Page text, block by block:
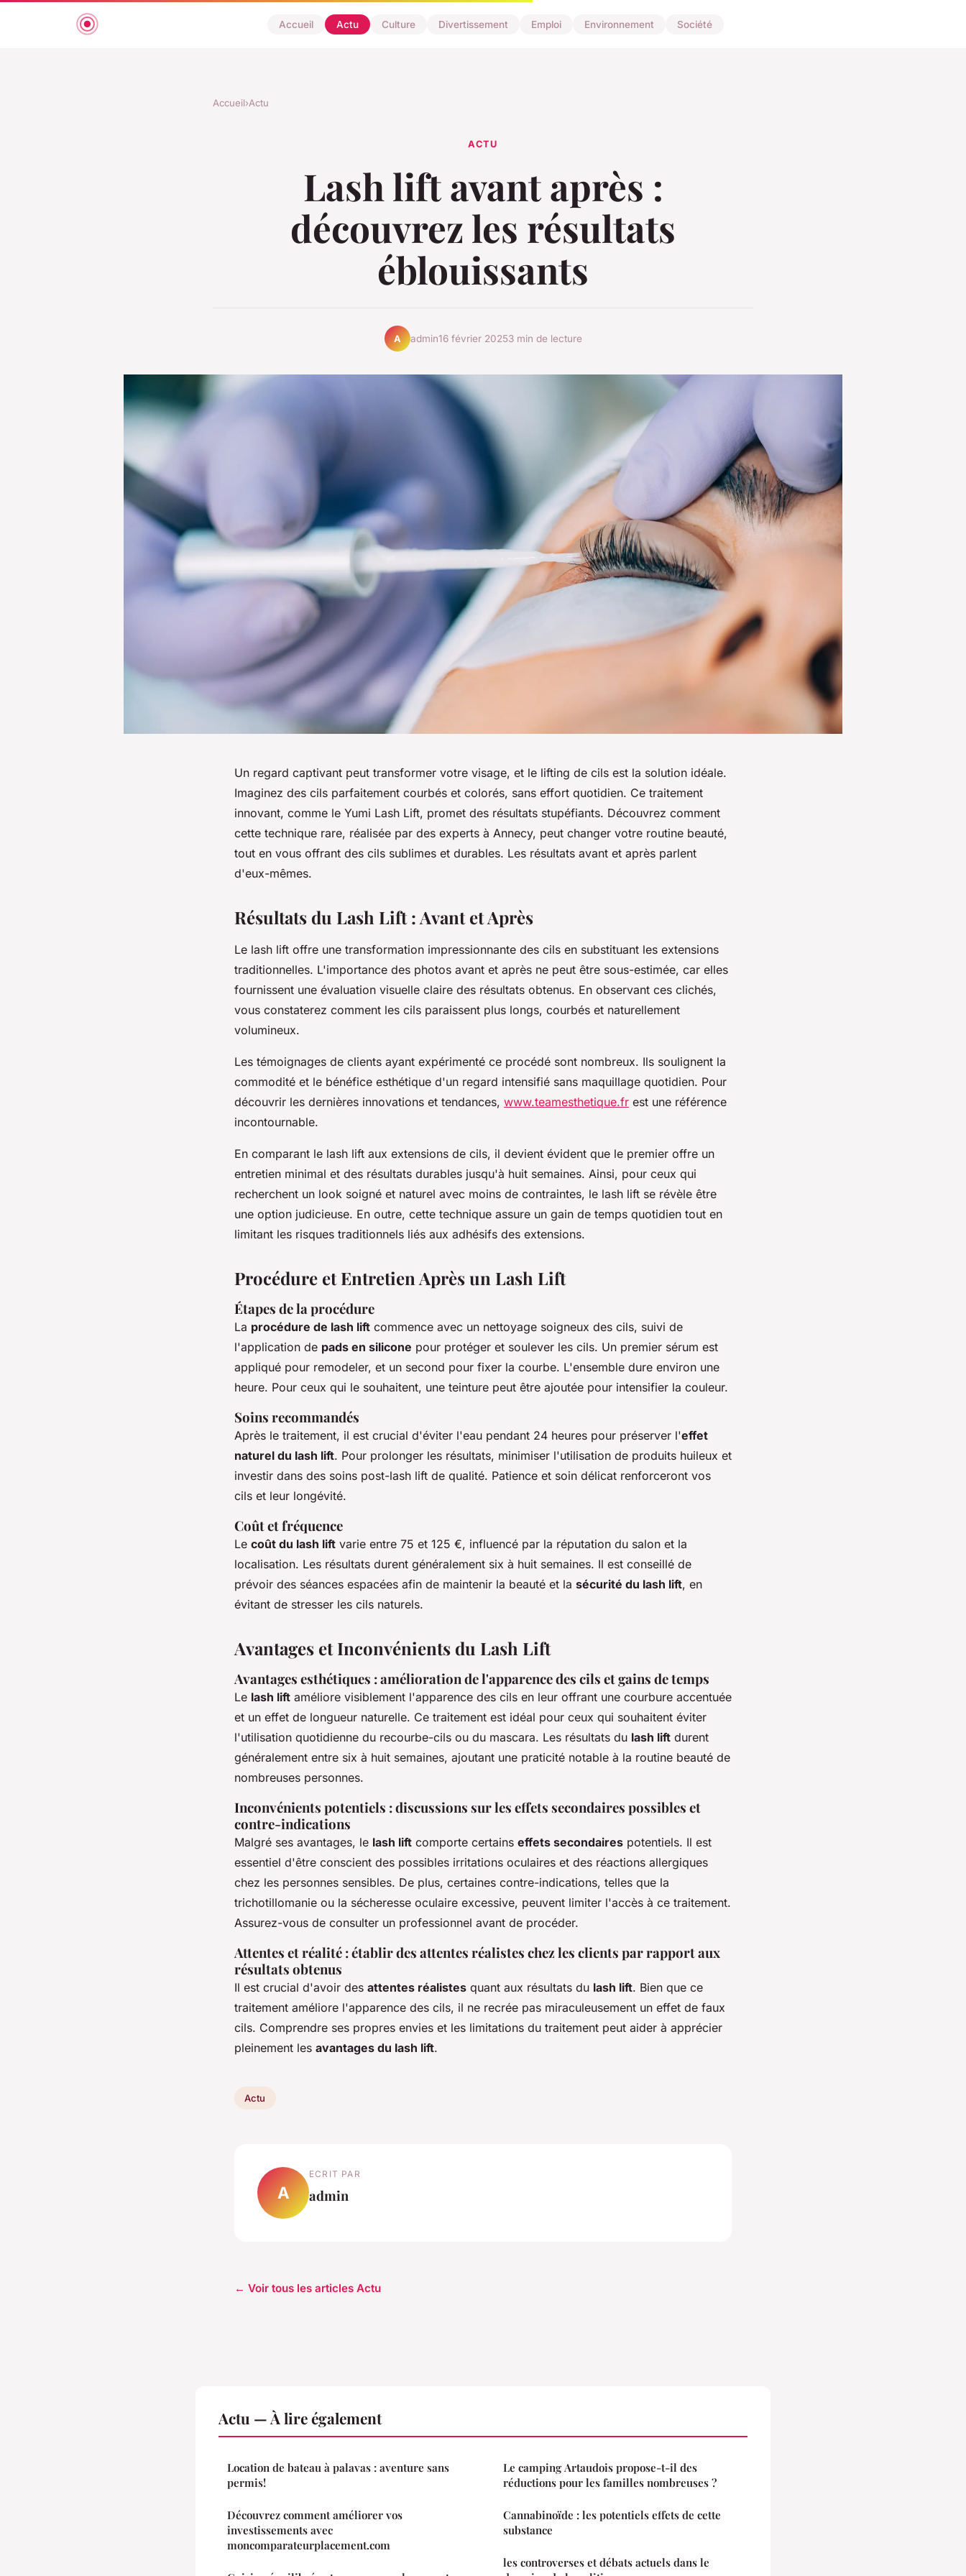
Accueil Actu Culture Divertissement Emploi Environnement Société
Accueil›Actu
ACTU
Lash lift avant après :
découvrez les résultats
éblouissants
A admin16 février 20253 min de lecture
Un regard captivant peut transformer votre visage, et le lifting de cils est la solution idéale.
Imaginez des cils parfaitement courbés et colorés, sans effort quotidien. Ce traitement
innovant, comme le Yumi Lash Lift, promet des résultats stupéfiants. Découvrez comment
cette technique rare, réalisée par des experts à Annecy, peut changer votre routine beauté,
tout en vous offrant des cils sublimes et durables. Les résultats avant et après parlent
d'eux-mêmes.
Résultats du Lash Lift : Avant et Après
Le lash lift offre une transformation impressionnante des cils en substituant les extensions
traditionnelles. L'importance des photos avant et après ne peut être sous-estimée, car elles
fournissent une évaluation visuelle claire des résultats obtenus. En observant ces clichés,
vous constaterez comment les cils paraissent plus longs, courbés et naturellement
volumineux.
Les témoignages de clients ayant expérimenté ce procédé sont nombreux. Ils soulignent la
commodité et le bénéfice esthétique d'un regard intensifié sans maquillage quotidien. Pour
découvrir les dernières innovations et tendances, www.teamesthetique.fr est une référence
incontournable.
En comparant le lash lift aux extensions de cils, il devient évident que le premier offre un
entretien minimal et des résultats durables jusqu'à huit semaines. Ainsi, pour ceux qui
recherchent un look soigné et naturel avec moins de contraintes, le lash lift se révèle être
une option judicieuse. En outre, cette technique assure un gain de temps quotidien tout en
limitant les risques traditionnels liés aux adhésifs des extensions.
Procédure et Entretien Après un Lash Lift
Étapes de la procédure
La procédure de lash lift commence avec un nettoyage soigneux des cils, suivi de
l'application de pads en silicone pour protéger et soulever les cils. Un premier sérum est
appliqué pour remodeler, et un second pour fixer la courbe. L'ensemble dure environ une
heure. Pour ceux qui le souhaitent, une teinture peut être ajoutée pour intensifier la couleur.
Soins recommandés
Après le traitement, il est crucial d'éviter l'eau pendant 24 heures pour préserver l'effet
naturel du lash lift. Pour prolonger les résultats, minimiser l'utilisation de produits huileux et
investir dans des soins post-lash lift de qualité. Patience et soin délicat renforceront vos
cils et leur longévité.
Coût et fréquence
Le coût du lash lift varie entre 75 et 125 €, influencé par la réputation du salon et la
localisation. Les résultats durent généralement six à huit semaines. Il est conseillé de
prévoir des séances espacées afin de maintenir la beauté et la sécurité du lash lift, en
évitant de stresser les cils naturels.
Avantages et Inconvénients du Lash Lift
Avantages esthétiques : amélioration de l'apparence des cils et gains de temps
Le lash lift améliore visiblement l'apparence des cils en leur offrant une courbure accentuée
et un effet de longueur naturelle. Ce traitement est idéal pour ceux qui souhaitent éviter
l'utilisation quotidienne du recourbe-cils ou du mascara. Les résultats du lash lift durent
généralement entre six à huit semaines, ajoutant une praticité notable à la routine beauté de
nombreuses personnes.
Inconvénients potentiels : discussions sur les effets secondaires possibles et
contre-indications
Malgré ses avantages, le lash lift comporte certains effets secondaires potentiels. Il est
essentiel d'être conscient des possibles irritations oculaires et des réactions allergiques
chez les personnes sensibles. De plus, certaines contre-indications, telles que la
trichotillomanie ou la sécheresse oculaire excessive, peuvent limiter l'accès à ce traitement.
Assurez-vous de consulter un professionnel avant de procéder.
Attentes et réalité : établir des attentes réalistes chez les clients par rapport aux
résultats obtenus
Il est crucial d'avoir des attentes réalistes quant aux résultats du lash lift. Bien que ce
traitement améliore l'apparence des cils, il ne recrée pas miraculeusement un effet de faux
cils. Comprendre ses propres envies et les limitations du traitement peut aider à apprécier
pleinement les avantages du lash lift.
Actu
A
ECRIT PAR
admin
← Voir tous les articles Actu
Actu — À lire également
Location de bateau à palavas : aventure sans
permis!
Découvrez comment améliorer vos
investissements avec
moncomparateurplacement.com
Le camping Artaudois propose-t-il des
réductions pour les familles nombreuses ?
Cannabinoïde : les potentiels effets de cette
substance
les controverses et débats actuels dans le